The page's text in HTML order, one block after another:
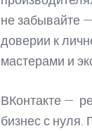
не забывайте
доверии к
мастерами и
ВКонтакте —
бизнес с нуля.